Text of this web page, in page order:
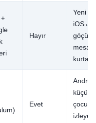
Hayır
Yeni
göçü,
Evet
küçük
izleyen